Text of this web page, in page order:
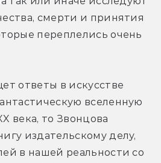
смерти и принятия
переплелись очень
ответы в искусстве
вселенную
века, то Звонцова
издательскому делу,
в нашей реальности со